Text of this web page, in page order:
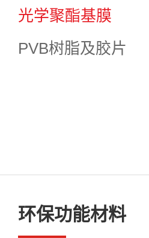
光学聚酯基膜
PVB树脂及胶片
环保功能材料